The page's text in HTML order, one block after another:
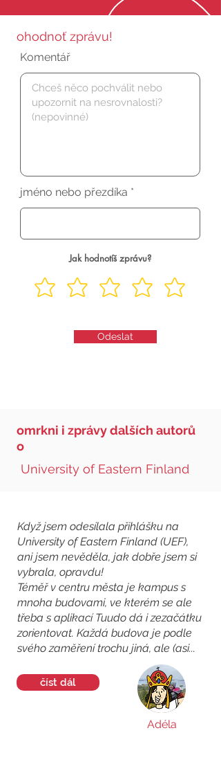
ohodnoť zprávu!
Komentář
jméno nebo přezdíka
Jak hodnotíš zprávu?
Odeslat
omrkni i zprávy dalších autorů
o
University of Eastern Finland
Když jsem odesílala přihlášku na
University of Eastern Finland (UEF),
ani jsem nevěděla, jak dobře jsem si
vybrala, opravdu!
Téměř v centru města je kampus s
mnoha budovami, ve kterém se ale
třeba s aplikací Tuudo dá i zezačátku
zorientovat. Každá budova je podle
svého zaměření trochu jiná, ale (asi...
číst dál
Adéla